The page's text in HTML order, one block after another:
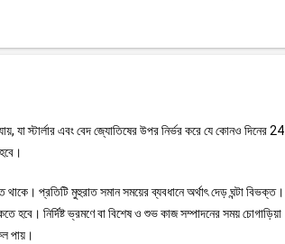
যা স্টার্লার এবং বেদ জ্যোতিষের উপর নির্ভর করে যে কোনও দিনের 24
প্রতিটি মুহুরাত সমান সময়ের ব্যবধানে অর্থাৎ দেড় ঘন্টা বিভক্ত।
নির্দিষ্ট ভ্রমণে বা বিশেষ ও শুভ কাজ সম্পাদনের সময় চোগাড়িয়া
পায়।